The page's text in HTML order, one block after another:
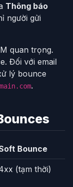
Thông báo
người gửi
quan trọng.
Đối với email
lý bounce
.
Bounce
(tạm thời)